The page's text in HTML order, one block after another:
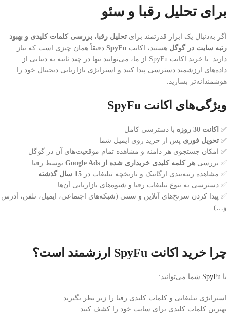
برای تحلیل رقبا و سئو
اگر به‌دنبال یک ابزار قدرتمند برای تحلیل رقبا، بررسی کلمات کلیدی و بهبود
رتبه سایت در گوگل هستید، اکانت SpyFu دقیقاً همان چیزی است که نیاز
دارید. با خرید اکانت SpyFu از ما، می‌توانید تنها در چند ثانیه به دنیایی از
داده‌های ارزشمند دسترسی پیدا کنید و استراتژی بازاریابی دیجیتال خود را
هوشمندانه‌تر بسازید.
ویژگی‌های اکانت SpyFu
✅ اکانت 30 روزه
با دسترسی کامل
✅ تحویل فوری پس از خرید روی ایمیل شما
✅ امکان جستجوی هر دامنه و مشاهده تمام موقعیت‌های آن در گوگل
✅ بررسی هر کلمه کلیدی خریداری شده از Google Ads
توسط رقبا
✅ مشاهده رتبه‌بندی ارگانیک و تاریخچه تبلیغات در 15 سال گذشته
✅ دسترسی به تنوع تبلیغات رقبا و شیوه‌های بازاریابی آن‌ها
✅ پیدا کردن سرنخ‌های آنلاین و سنتی (شبکه‌های اجتماعی، ایمیل، تلفن، آدرس
و…)
چرا خرید اکانت SpyFu ارزشمند است؟
با SpyFu شما می‌توانید:
استراتژی تبلیغاتی و کلمات کلیدی رقبا را زیر نظر بگیرید.
بهترین کلمات کلیدی برای سایت خود را کشف کنید.